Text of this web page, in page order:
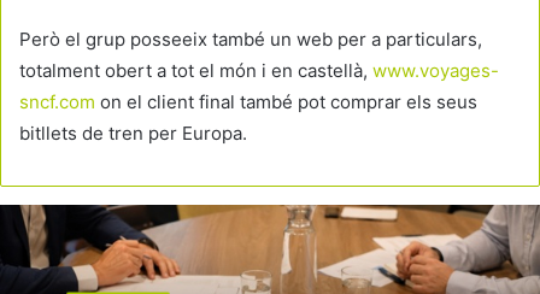
Però el grup posseeix també un web per a particulars,
totalment obert a tot el món i en castellà, www.voyages-
sncf.com on el client final també pot comprar els seus
bitllets de tren per Europa.